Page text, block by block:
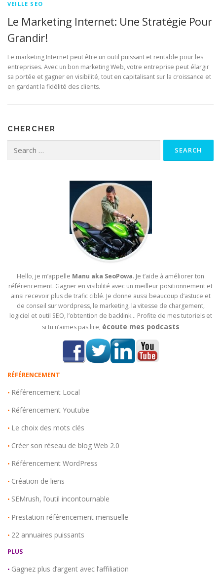
VEILLE SEO
Le Marketing Internet: Une Stratégie Pour
Grandir!
Le marketing Internet peut être un outil puissant et rentable pour les
entreprises. Avec un bon marketing Web, votre entreprise peut élargir
sa portée et gagner en visibilité, tout en capitalisant sur la croissance et
en gardant la fidélité des clients.
CHERCHER
Hello, je m’appelle Manu aka SeoPowa. Je t’aide à améliorer ton
référencement. Gagner en visibilité avec un meilleur positionnement et
ainsi recevoir plus de trafic ciblé. Je donne aussi beaucoup d’astuce et
de conseil sur wordpress, le marketing, la vitesse de chargement,
logiciel et outil SEO, l’obtention de backlink… Profite de mes tutoriels et
si tu n’aimes pas lire, écoute mes podcasts
RÉFÉRENCEMENT
• Référencement Local
• Référencement Youtube
• Le choix des mots clés
• Créer son réseau de blog Web 2.0
• Référencement WordPress
• Création de liens
• SEMrush, l’outil incontournable
• Prestation référencement mensuelle
• 22 annuaires puissants
PLUS
• Gagnez plus d’argent avec l’affiliation